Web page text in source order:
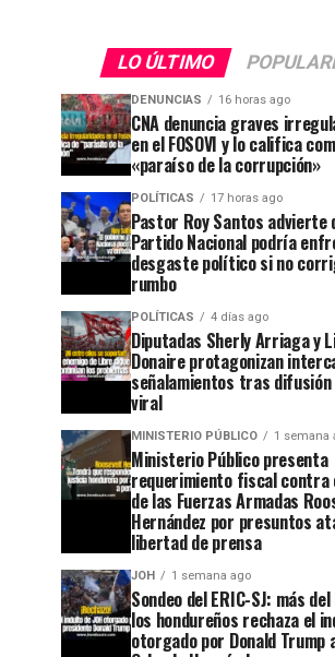
LO ÚLTIMO
DENUNCIAS 16 horas ago
CNA denuncia graves
en el FOSOVI y lo califica
«paraíso de la corrupción»
POLÍTICAS 17 horas ago
Pastor Roy Santos advierte
Partido Nacional podría
desgaste político si no
rumbo
POLÍTICAS 4 días ago
Diputadas Sherly Arriaga y
Donaire protagonizan
señalamientos tras difusión
viral
MINISTERIO PÚBLICO 1 semana
Ministerio Público presenta
requerimiento fiscal contra
de las Fuerzas Armadas
Hernández por presuntos
libertad de prensa
JOH 1 semana ago
Sondeo del ERIC-SJ: más
los hondureños rechaza el
otorgado por Donald Trump